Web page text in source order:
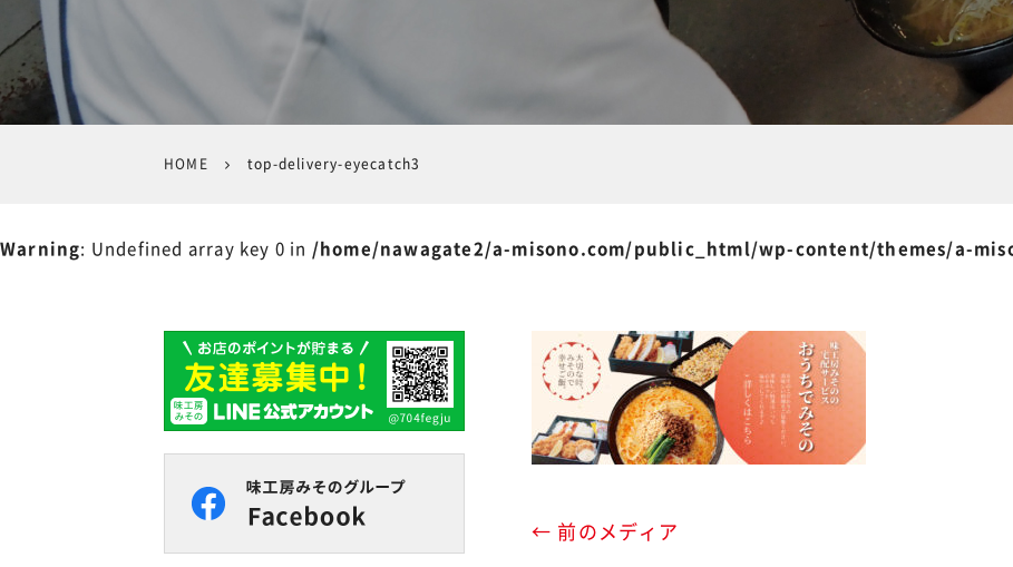
HOME top-delivery-eyecatch3
Warning: Undefined array key 0 in /home/nawagate2/a-misono.com/public_html/wp-content/themes/a-
← 前のメディア